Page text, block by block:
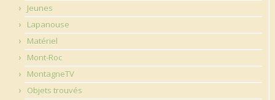
Jeunes
Lapanouse
Matériel
Mont-Roc
MontagneTV
Objets trouvés